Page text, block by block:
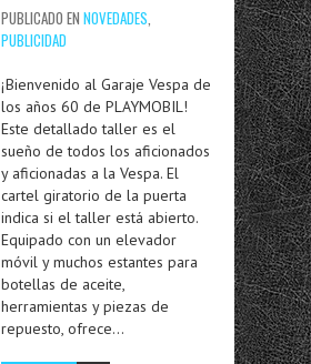
PUBLICADO EN NOVEDADES,
PUBLICIDAD
¡Bienvenido al Garaje Vespa de
los años 60 de PLAYMOBIL!
Este detallado taller es el
sueño de todos los aficionados
y aficionadas a la Vespa. El
cartel giratorio de la puerta
indica si el taller está abierto.
Equipado con un elevador
móvil y muchos estantes para
botellas de aceite,
herramientas y piezas de
repuesto, ofrece…